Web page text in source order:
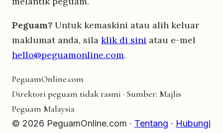
Peguam? Untuk kemaskini atau alih keluar
maklumat anda, sila klik di sini atau e-mel
hello@peguamonline.com.
PeguamOnline.com
Direktori peguam tidak rasmi · Sumber: Majlis
Peguam Malaysia
© 2026 PeguamOnline.com · Tentang · Hubungi